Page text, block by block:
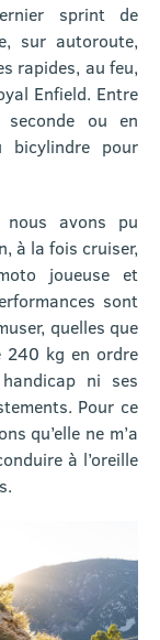
sprint de
sur autoroute,
rapides, au feu,
Enfield. Entre
ou en
bicylindre pour
avons pu
à la fois cruiser,
joueuse et
sont
quelles que
240 kg en ordre
ni ses
Pour ce
qu’elle ne m’a
à l’oreille